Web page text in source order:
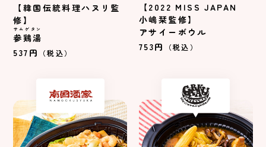
【韓国伝統料理ハヌリ監
修】
参鶏湯
サムゲタン
537円 （税込）
【2022 MISS JAPAN
小嶋栞監修】
アサイーボウル
753円
（税込）